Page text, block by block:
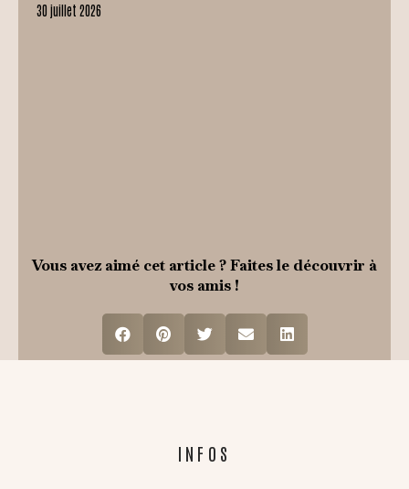
30 juillet 2026
Vous avez aimé cet article ? Faites le découvrir à
vos amis !
INFOS